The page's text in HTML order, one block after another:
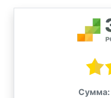
Сумма: